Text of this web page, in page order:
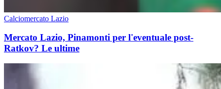
Calciomercato Lazio
Mercato Lazio, Pinamonti per l'eventuale post-
Ratkov? Le ultime